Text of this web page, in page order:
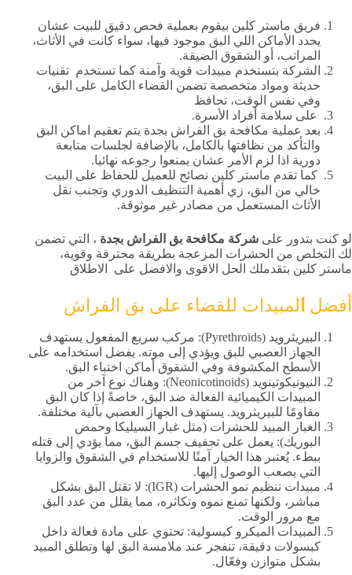
فريق ماستر كلين بيقوم بعملية فحص دقيق للبيت عشان
يحدد الأماكن اللي البق موجود فيها، سواء كانت في الأثاث،
المراتب، أو الشقوق الضيقة.
الشركة بتستخدم مبيدات قوية وآمنة كما تستخدم تقنيات
حديثة ومواد متخصصة تضمن القضاء الكامل على البق،
وفي نفس الوقت، تحافظ
على سلامة أفراد الأسرة.
بعد عملية مكافحة بق الفراش بجدة يتم تعقيم اماكن البق
والتأكد من نظافتها بالكامل، بالإضافة لجلسات متابعة
دورية اذا لزم الأمر عشان يمنعوا رجوعه نهائيا.
كما تقدم ماستر كلين نصائح للعميل للحفاظ على البيت
خالي من البق، زي أهمية التنظيف الدوري وتجنب نقل
الأثاث المستعمل من مصادر غير موثوقة.
لو كنت بتدور على شركة مكافحة بق الفراش بجدة ، التي تضمن
لك التخلص من الحشرات المزعجة بطريقة محترفة وقوية،
ماستر كلين بتقدملك الحل الاقوى والافضل على الاطلاق
أفضل لمبيدات للقضاء على بق الفراش
البيريثرويد (Pyrethroids): مركب سريع المفعول يستهدف
الجهاز العصبي للبق ويؤدي إلى موته. يفضل استخدامه على
الأسطح المكشوفة وفي الشقوق أماكن اختباء البق.
النيونيكوتينويد (Neonicotinoids): وهناك نوع آخر من
المبيدات الكيميائية الفعالة ضد البق، خاصةً إذا كان البق
مقاومًا للبيريثرويد. يستهدف الجهاز العصبي بآلية مختلفة.
الغبار المبيد للحشرات (مثل غبار السيليكا وحمض
البوريك): يعمل على تجفيف جسم البق، مما يؤدي إلى قتله
ببطء. يُعتبر هذا الخيار آمنًا للاستخدام في الشقوق والزوايا
التي يصعب الوصول إليها.
مبيدات تنظيم نمو الحشرات (IGR): لا تقتل البق بشكل
مباشر، ولكنها تمنع نموه وتكاثره، مما يقلل من عدد البق
مع مرور الوقت.
المبيدات الميكرو كبسولية: تحتوي على مادة فعالة داخل
كبسولات دقيقة، تنفجر عند ملامسة البق لها وتطلق المبيد
بشكل متوازن وفعّال.